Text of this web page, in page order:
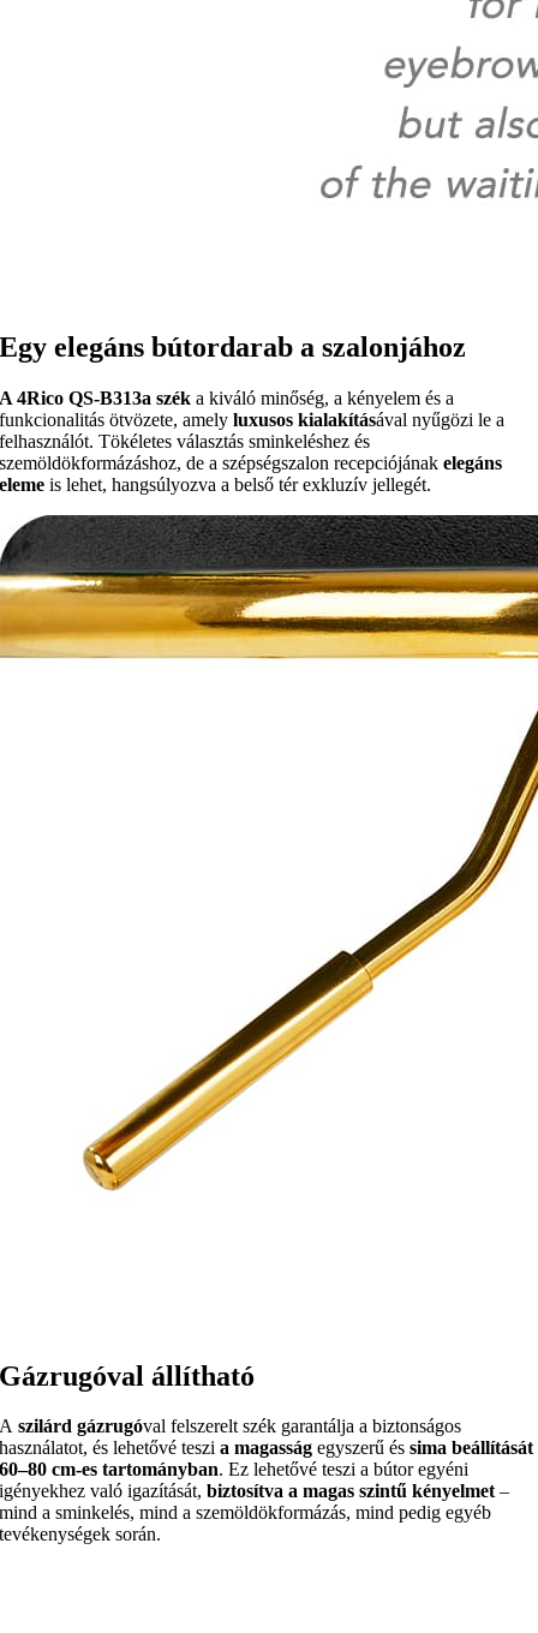
Egy elegáns bútordarab a szalonjához
A 4Rico QS-B313a szék a kiváló minőség, a kényelem és a
funkcionalitás ötvözete, amelyluxusos kialakításával nyűgözi le a
felhasználót. Tökéletes választás sminkeléshez és
szemöldökformázáshoz, de a szépségszalon recepciójánakelegáns
eleme is lehet, hangsúlyozva a belső tér exkluzív jellegét.
Gázrugóval állítható
A szilárd gázrugóval felszerelt szék garantálja a biztonságos
használatot, és lehetővé teszia magasság egyszerű éssima beállítását
60–80 cm-es tartományban. Ez lehetővé teszi a bútor egyéni
igényekhez való igazítását,biztosítva a magas szintű kényelmet–
mind a sminkelés, mind a szemöldökformázás, mind pedig egyéb
tevékenységek során.